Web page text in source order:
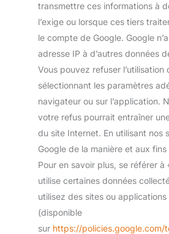
transmettre ces informations à
l’exige ou lorsque ces tiers
le compte de Google. Google
adresse IP à d’autres données
Vous pouvez refuser l’utilisation
sélectionnant les paramètres
navigateur ou sur l’application.
votre refus pourrait entraîner
du site Internet. En utilisant nos
Google de la manière et aux
Pour en savoir plus, se référer à
utilise certaines données
utilisez des sites ou
(disponible
sur https://policies.google.com/